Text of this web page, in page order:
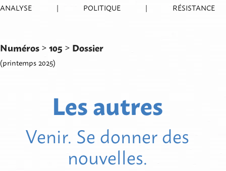
ANALYSE | POLITIQUE | RÉSISTANCE
Numéros>105 > Dossier
(printemps 2025)
Les autres
Venir. Se donner des
nouvelles.